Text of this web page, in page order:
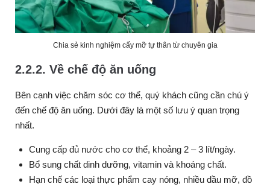
Chia sẻ kinh nghiệm cấy mỡ tự thân từ chuyên gia
2.2.2. Về chế độ ăn uống
Bên cạnh việc chăm sóc cơ thể, quý khách cũng cần chú ý
đến chế độ ăn uống. Dưới đây là một số lưu ý quan trọng
nhất.
Cung cấp đủ nước cho cơ thể, khoảng 2 – 3 lít/ngày.
Bổ sung chất dinh dưỡng, vitamin và khoáng chất.
Hạn chế các loại thực phẩm cay nóng, nhiều dầu mỡ, đồ